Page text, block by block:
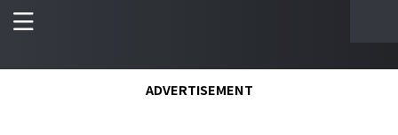
ADVERTISEMENT